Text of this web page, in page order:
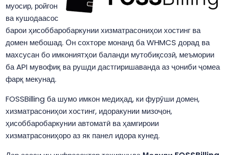
муосир, ройгон
ва кушодаасос
барои ҳисоббаробаркунии хизматрасониҳои хостинг ва
домен мебошад. Он сохторе монанд ба WHMCS дорад ва
махсусан бо имкониятҳои баланди мутобиқсозӣ, меъмории
ба API мувофиқ ва рушди дастгиришаванда аз ҷониби ҷомеа
фарқ мекунад.
FOSSBilling ба шумо имкон медиҳад, ки фурӯши домен,
хизматрасониҳои хостинг, идоракунии мизоҷон,
ҳисоббаробаркунии автоматӣ ва ҳамгироии
хизматрасониҳоро аз як панел идора кунед.